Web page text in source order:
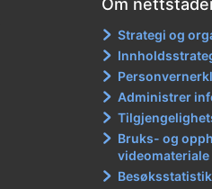
Om
Strategi og
Administrer
Bruks- og
videomateriale